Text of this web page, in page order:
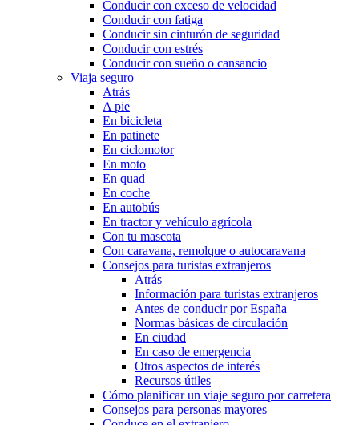
Conducir con exceso de velocidad
Conducir con fatiga
Conducir sin cinturón de seguridad
Conducir con estrés
Conducir con sueño o cansancio
Viaja seguro
Atrás
A pie
En bicicleta
En patinete
En ciclomotor
En moto
En quad
En coche
En autobús
En tractor y vehículo agrícola
Con tu mascota
Con caravana, remolque o autocaravana
Consejos para turistas extranjeros
Atrás
Información para turistas extranjeros
Antes de conducir por España
Normas básicas de circulación
En ciudad
En caso de emergencia
Otros aspectos de interés
Recursos útiles
Cómo planificar un viaje seguro por carretera
Consejos para personas mayores